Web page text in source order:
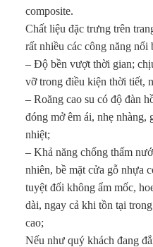
composite.
Chất liệu đặc trưng trên
rất nhiều các công năng nổi
– Độ bền vượt thời gian;
vỡ trong điều kiện thời tiết,
– Roăng cao su có độ đàn
đóng mở êm ái, nhẹ nhàng,
nhiệt;
– Khả năng chống thấm
nhiên, bề mặt cửa gỗ nhựa
tuyệt đối không ẩm mốc,
dài, ngay cả khi tồn tại
cao;
Nếu như quý khách đang